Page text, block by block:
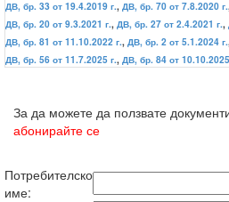
ДВ, бр. 33 от 19.4.2019 г., ДВ, бр. 70 от 7.8.2020 г.
ДВ, бр. 20 от 9.3.2021 г., ДВ, бр. 27 от 2.4.2021 г.,
ДВ, бр. 81 от 11.10.2022 г., ДВ, бр. 2 от 5.1.2024 г.
ДВ, бр. 56 от 11.7.2025 г., ДВ, бр. 84 от
За да можете да ползвате
абонирайте се
Потребителско
име: